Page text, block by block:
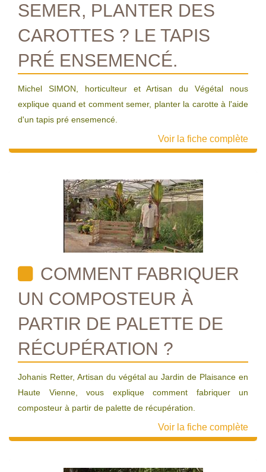
SEMER, PLANTER DES
CAROTTES ? LE TAPIS
PRÉ ENSEMENCÉ.
Michel SIMON, horticulteur et Artisan du Végétal nous
explique quand et comment semer, planter la carotte à l'aide
d'un tapis pré ensemencé.
Voir la fiche complète
COMMENT FABRIQUER
UN COMPOSTEUR À
PARTIR DE PALETTE DE
RÉCUPÉRATION ?
Johanis Retter, Artisan du végétal au Jardin de Plaisance en
Haute Vienne, vous explique comment fabriquer un
composteur à partir de palette de récupération.
Voir la fiche complète